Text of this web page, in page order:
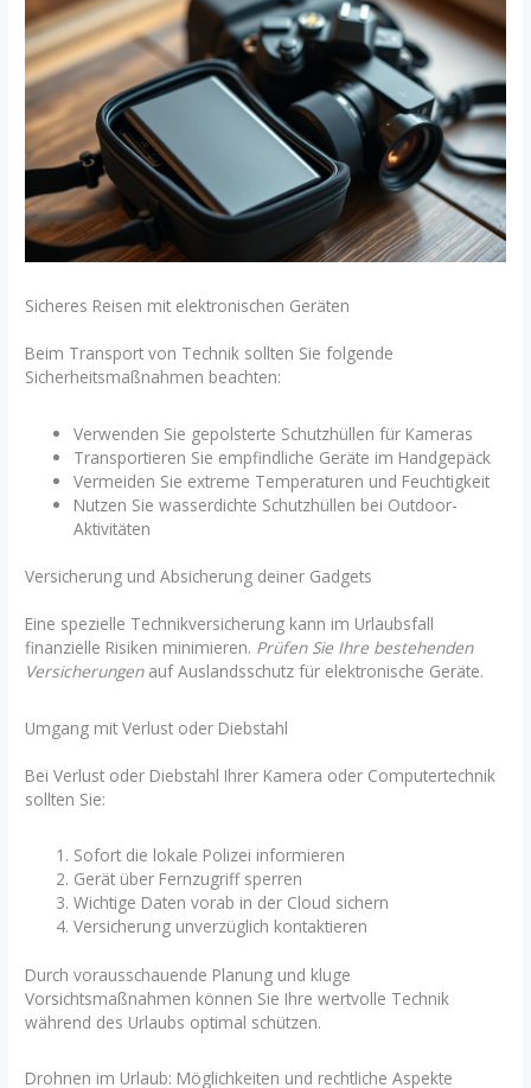
Sicheres Reisen mit elektronischen Geräten
Beim Transport von Technik sollten Sie folgende
Sicherheitsmaßnahmen beachten:
Verwenden Sie gepolsterte Schutzhüllen für Kameras
Transportieren Sie empfindliche Geräte im Handgepäck
Vermeiden Sie extreme Temperaturen und Feuchtigkeit
Nutzen Sie wasserdichte Schutzhüllen bei Outdoor-
Aktivitäten
Versicherung und Absicherung deiner Gadgets
Eine spezielle Technikversicherung kann im Urlaubsfall
finanzielle Risiken minimieren. Prüfen Sie Ihre bestehenden
Versicherungenauf Auslandsschutz für elektronische Geräte.
Umgang mit Verlust oder Diebstahl
Bei Verlust oder Diebstahl Ihrer Kamera oder Computertechnik
sollten Sie:
Sofort die lokale Polizei informieren
Gerät über Fernzugriff sperren
Wichtige Daten vorab in der Cloud sichern
Versicherung unverzüglich kontaktieren
Durch vorausschauende Planung und kluge
Vorsichtsmaßnahmen können Sie Ihre wertvolle Technik
während des Urlaubs optimal schützen.
Drohnen im Urlaub: Möglichkeiten und rechtliche Aspekte